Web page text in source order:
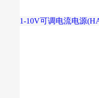
1-10V可调电流电源